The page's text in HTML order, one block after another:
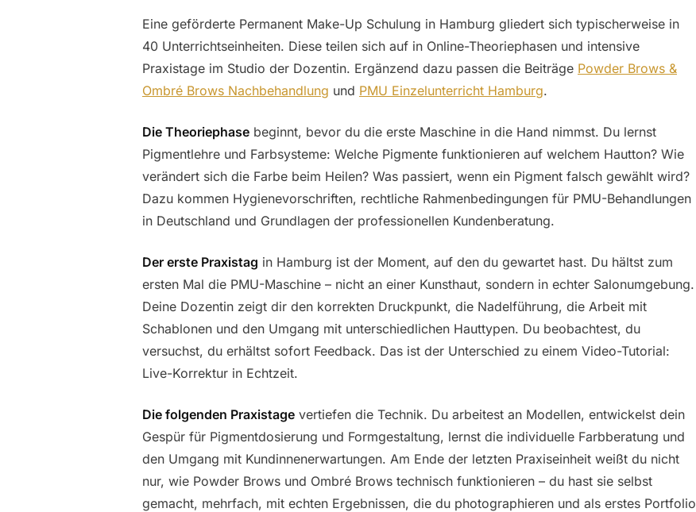
Eine geförderte Permanent Make-Up Schulung in Hamburg gliedert sich typischerweise in
40 Unterrichtseinheiten. Diese teilen sich auf in Online-Theoriephasen und intensive
Praxistage im Studio der Dozentin. Ergänzend dazu passen die Beiträge Powder Brows &
Ombré Brows Nachbehandlung und PMU Einzelunterricht Hamburg.
Die Theoriephase beginnt, bevor du die erste Maschine in die Hand nimmst. Du lernst
Pigmentlehre und Farbsysteme: Welche Pigmente funktionieren auf welchem Hautton? Wie
verändert sich die Farbe beim Heilen? Was passiert, wenn ein Pigment falsch gewählt wird?
Dazu kommen Hygienevorschriften, rechtliche Rahmenbedingungen für PMU-Behandlungen
in Deutschland und Grundlagen der professionellen Kundenberatung.
Der erste Praxistag in Hamburg ist der Moment, auf den du gewartet hast. Du hältst zum
ersten Mal die PMU-Maschine – nicht an einer Kunsthaut, sondern in echter Salonumgebung.
Deine Dozentin zeigt dir den korrekten Druckpunkt, die Nadelführung, die Arbeit mit
Schablonen und den Umgang mit unterschiedlichen Hauttypen. Du beobachtest, du
versuchst, du erhältst sofort Feedback. Das ist der Unterschied zu einem Video-Tutorial:
Live-Korrektur in Echtzeit.
Die folgenden Praxistage vertiefen die Technik. Du arbeitest an Modellen, entwickelst dein
Gespür für Pigmentdosierung und Formgestaltung, lernst die individuelle Farbberatung und
den Umgang mit Kundinnenerwartungen. Am Ende der letzten Praxiseinheit weißt du nicht
nur, wie Powder Brows und Ombré Brows technisch funktionieren – du hast sie selbst
gemacht, mehrfach, mit echten Ergebnissen, die du photographieren und als erstes Portfolio